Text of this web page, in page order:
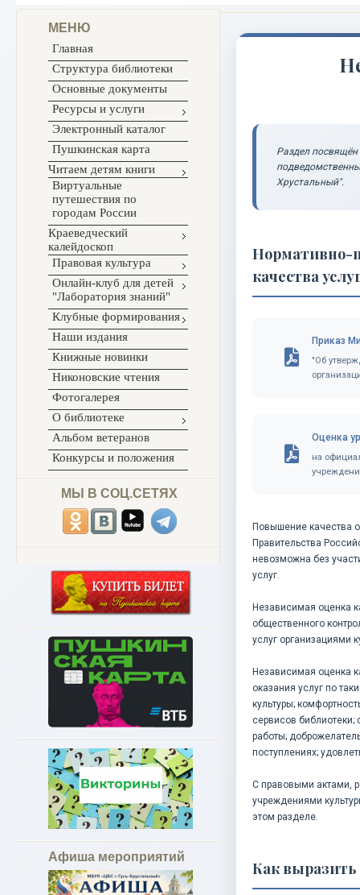
МЕНЮ
Главная
Структура библиотеки
Основные документы
Ресурсы и услуги
Электронный каталог
Пушкинская карта
Читаем детям книги
Виртуальные
путешествия по
городам России
Краеведческий
калейдоскоп
Правовая культура
Онлайн-клуб для детей
"Лаборатория знаний"
Клубные формирования
Наши издания
Книжные новинки
Никоновские чтения
Фотогалерея
О библиотеке
Альбом ветеранов
Конкурсы и положения
МЫ В СОЦ.СЕТЯХ
Афиша мероприятий
Раздел посвящён
Хрустальный".
Нормативно-
качества
Приказ
"Об
Оценка
на
Повышение качества
Правительства
невозможна без
услуг.
Независимая оценка
общественного
услуг организациями
Независимая оценка
оказания услуг по
культуры;
сервисов библиотеки;
работы;
поступлениях;
С правовыми актами,
учреждениями
этом разделе.
Как выразить